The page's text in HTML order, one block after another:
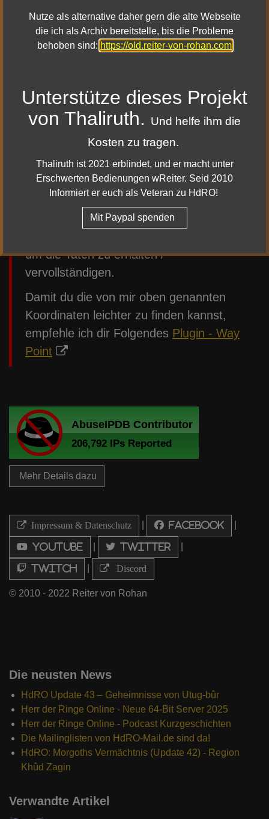
Dir sind Fehler aufgefallen, oder du hast Ergänzungen zu
diesem Artikel?
Dann melde dich gern bei mir!
Beachte bitte
Die Markierungen auf der Karte zeigen
den ungefähren Bereich des Fundortes
an und müssen daher nicht immer zu
100 % richtig sein! Zudem kann es untrer
Umständen sein, dass du dir das Gebiet /
um die Taten zu erhalten /
vervollständigen.
Damit du die von mir oben genannten
Koordinaten leichter zu finden kannst,
empfehle ich dir Folgendes Plugin - Way
Point
Mehr Details dazu
Impressum & Datenschutz Facebook
Youtube Twitter
Twitch Discord
© 2010 - 2022 Reiter von Rohan
Die neusten News
HdRO Update 43 – Geheimnisse von Utug-bûr
Herr der Ringe Online - Neue 64-Bit Server 2025
Herr der Ringe Online - Podcast Kurzgeschichten
Die Mailinglisten von HdRO-Mail.de sind da!
HdRO: Morgoths Vermächtnis (Update 42) - Region
Khûd Zagin
Verwandte Artikel
Nutze als alternative daher gern die alte Webseite
die ich als Archiv bereitstelle, bis die Probleme
behoben sind: https://old.reiter-von-rohan.com
Unterstütze dieses Projekt
von Thaliruth.
Und helfe ihm die
Kosten zu tragen.
Thaliruth ist 2021 erblindet, und er macht unter
Erschwerten Bedienungen wReiter. Seid 2010
Informiert er euch als Veteran zu HdRO!
Mit Paypal spenden